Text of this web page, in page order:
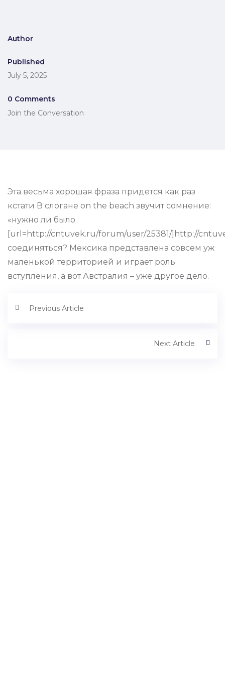
Author
Published
July 5, 2025
0 Comments
Join the Conversation
Эта весьма хорошая фраза придется как раз
кстати В слогане on the beach звучит сомнение:
«нужно ли было
[url=http://cntuvek.ru/forum/user/25381/]http://
соединяться? Мексика представлена совсем уж
маленькой территорией и играет роль
вступления, а вот Австралия – уже другое дело.
Previous Article
Next Article